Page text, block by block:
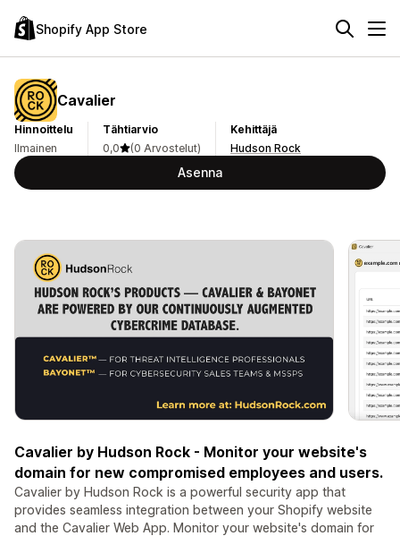
Shopify App Store
Cavalier
Hinnoittelu
Ilmainen
Tähtiarvio
0,0
(0 Arvostelut)
Kehittäjä
Hudson Rock
Asenna
Cavalier by Hudson Rock - Monitor your website's
domain for new compromised employees and users.
Cavalier by Hudson Rock is a powerful security app that
provides seamless integration between your Shopify website
and the Cavalier Web App. Monitor your website's domain for